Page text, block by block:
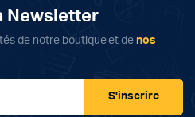
Newsletter
de notre boutique et denos
S'inscrire